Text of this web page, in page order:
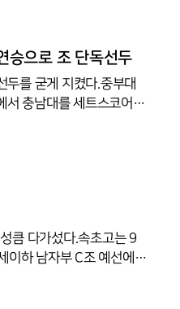
승으로 조 단독선두
를 굳게 지켰다.중부대
서 충남대를 세트스코어 3
도 집중력을 유지하며 승
25-16, 25-14)으로 완파
큼 다가섰다.속초고는 9
이하 남자부 C조 예선에서
기에서 속초고는 높은 공